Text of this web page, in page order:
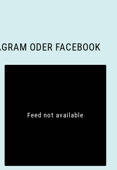
ODER FACEBOOK
Feed not available